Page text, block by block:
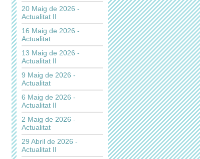
20 Maig de 2026 -
Actualitat II
16 Maig de 2026 -
Actualitat
13 Maig de 2026 -
Actualitat II
9 Maig de 2026 -
Actualitat
6 Maig de 2026 -
Actualitat II
2 Maig de 2026 -
Actualitat
29 Abril de 2026 -
Actualitat II